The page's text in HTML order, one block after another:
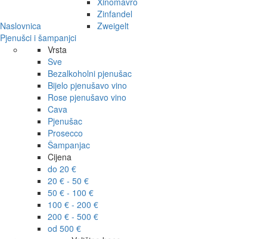
Naslovnica
Zinfandel
Zweigelt
Pjenušci i šampanjci
Vrsta
Sve
Bezalkoholni pjenušac
Bijelo pjenušavo vino
Rose pjenušavo vino
Cava
Pjenušac
Prosecco
Šampanjac
Cijena
do 20 €
20 € - 50 €
50 € - 100 €
100 € - 200 €
200 € - 500 €
od 500 €